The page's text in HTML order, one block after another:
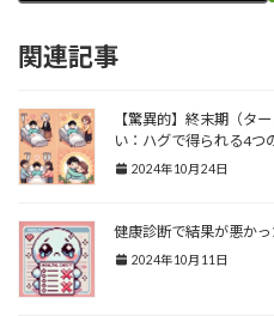
関連記事
【驚異的】終末期（タ
い：ハグで得られる4つ
2024年10月24日
健康診断で結果が悪かっ
2024年10月11日